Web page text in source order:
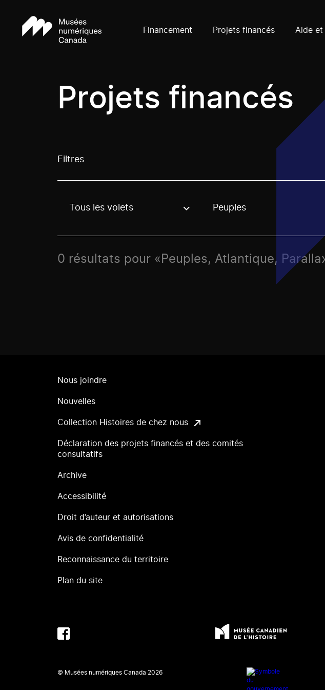
Financement Projets financés Aide et
Projets financés
Filtres
Use these options to filter projects by topic, stream or regon. The
Tous les volets Peuples
0 résultats pour «Peuples, Atlantique,
Nous joindre
Nouvelles
Collection Histoires de chez nous
Déclaration des projets financés et des comités
consultatifs
Archive
Accessibilité
Droit d’auteur et autorisations
Avis de confidentialité
Reconnaissance du territoire
Plan du site
© Musées numériques Canada 2026